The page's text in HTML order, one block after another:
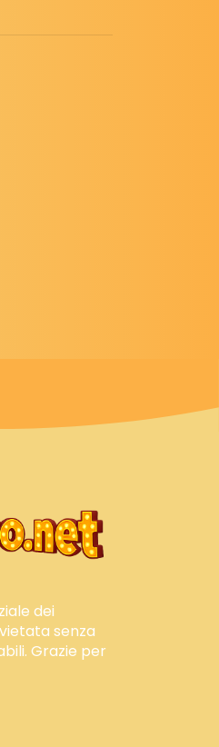
dei
senza
Grazie per